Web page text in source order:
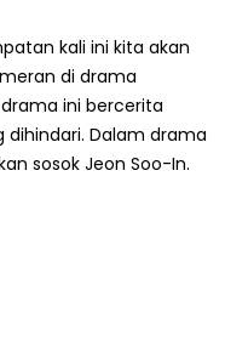
kali ini kita akan
di drama
ini bercerita
Dalam drama
sosok Jeon Soo-In.